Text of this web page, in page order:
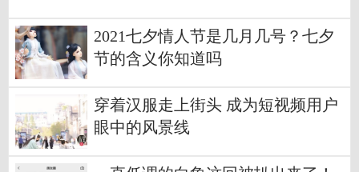
2021七夕情人节是几月几号？七夕
节的含义你知道吗
穿着汉服走上街头 成为短视频用户
眼中的风景线